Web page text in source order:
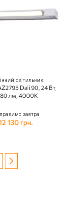
світильник
Dali 90, 24 Вт,
лм, 4000K
завтра
130 грн.
Сторінка
Далі